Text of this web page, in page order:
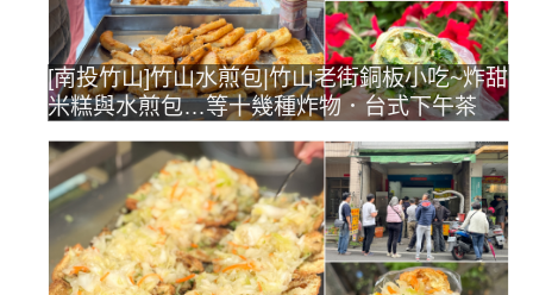
[南投竹山]竹山水煎包|竹山老街銅板小吃~炸甜
米糕與水煎包…等十幾種炸物．台式下午茶